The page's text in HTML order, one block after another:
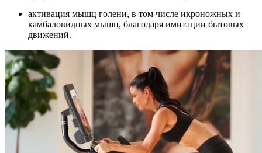
активация мышц голени, в том числе икроножных и
камбаловидных мышц, благодаря имитации бытовых
движений.